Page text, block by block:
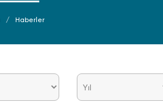
Haberler